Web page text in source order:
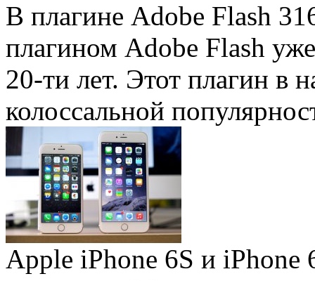
В плагине Adobe Flash
плагином Adobe Flash
20-ти лет. Этот плагин в
колоссальной
Apple iPhone 6S и iPhone